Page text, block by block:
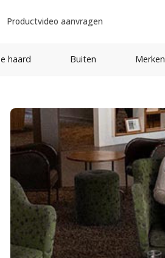
Productvideo aanvragen
haard Buiten Merken